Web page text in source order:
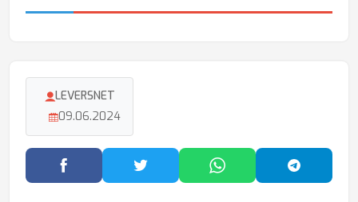
LEVERSNET
09.06.2024
Facebook'ta PaylaşTwitter'da PaylaşWhatsApp'ta Paylaş